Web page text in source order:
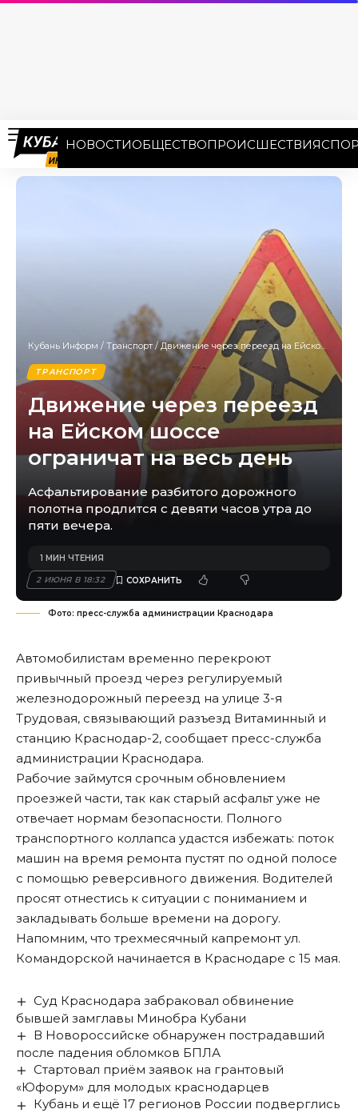
НОВОСТИОБЩЕСТВОПРОИСШЕСТВИЯ
Кубань Информ / Транспорт /Движение через переезд на Ейском шоссе ограничат на весь день
ТРАНСПОРТ
Движение через переезд
на Ейском шоссе
ограничат на весь день
Асфальтирование разбитого дорожного
полотна продлится с девяти часов утра до
пяти вечера.
2 ИЮНЯ В 18:32
1 МИН ЧТЕНИЯ
Фото: пресс-служба администрации Краснодара
Автомобилистам временно перекроют
привычный проезд через регулируемый
железнодорожный переезд на улице 3-я
Трудовая, связывающий разъезд Витаминный и
станцию Краснодар-2, сообщает пресс-служба
администрации Краснодара.
Рабочие займутся срочным обновлением
проезжей части, так как старый асфальт уже не
отвечает нормам безопасности. Полного
транспортного коллапса удастся избежать: поток
машин на время ремонта пустят по одной полосе
с помощью реверсивного движения. Водителей
просят отнестись к ситуации с пониманием и
закладывать больше времени на дорогу.
Напомним, что трехмесячный капремонт ул.
Командорской начинается в Краснодаре с 15 мая.
Суд Краснодара забраковал обвинение
бывшей замглавы Минобра Кубани
В Новороссийске обнаружен пострадавший
после падения обломков БПЛА
Стартовал приём заявок на грантовый
«Юфорум» для молодых краснодарцев
Кубань и ещё 17 регионов России подверглись